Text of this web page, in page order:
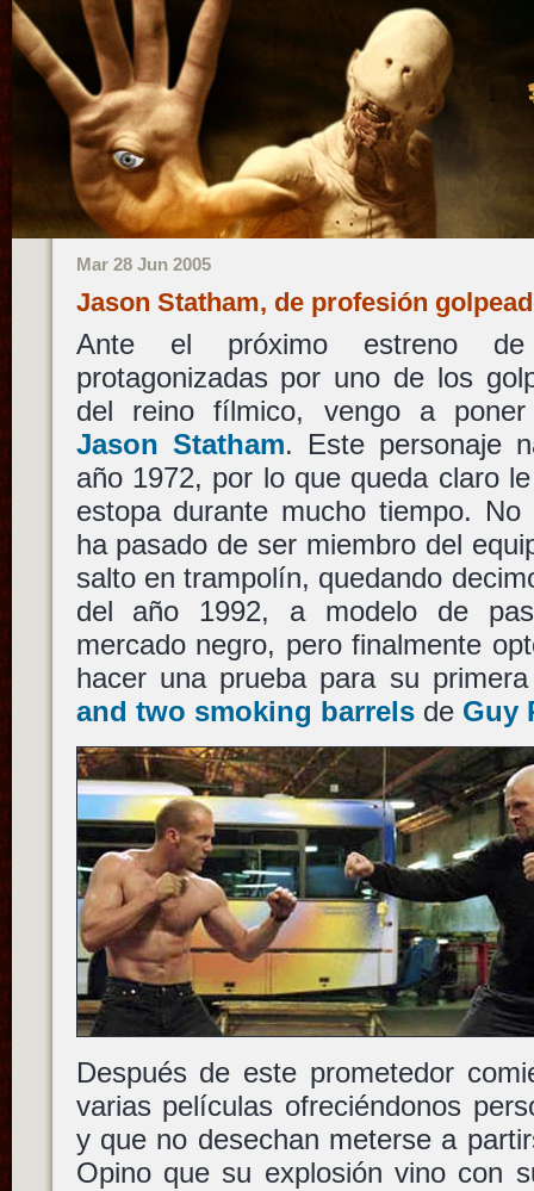
Mar 28 Jun 2005
Jason Statham, de profesión
Ante el próximo estreno
protagonizadas por uno de los
del reino fílmico, vengo a
Jason Statham. Este personaje
año 1972, por lo que queda claro
estopa durante mucho tiempo.
ha pasado de ser miembro del
salto en trampolín, quedando
del año 1992, a modelo de
mercado negro, pero finalmente
hacer una prueba para su
and two smoking barrelsde Guy
Después de este prometedor
varias películas ofreciéndonos
y que no desechan meterse a
Opino que su explosión vino con